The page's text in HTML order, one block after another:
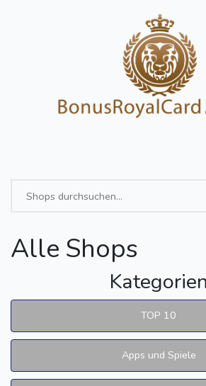
Alle Shops
Kategorien
TOP 10
Apps und Spiele